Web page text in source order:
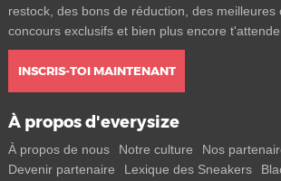
restock, des bons de réduction, des meilleures
concours exclusifs et bien plus encore
INSCRIS-TOI MAINTENANT
À propos d'everysize
À propos de nous Notre culture Nos
Devenir partenaire
Lexique des Sneakers